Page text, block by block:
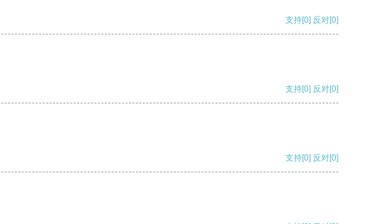
支持[0] 反对[0]
支持[0] 反对[0]
支持[0] 反对[0]